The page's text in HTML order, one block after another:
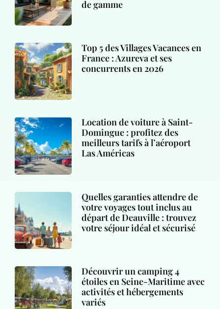
de gamme
Top 5 des Villages Vacances en
France : Azureva et ses
concurrents en 2026
Location de voiture à Saint-
Domingue : profitez des
meilleurs tarifs à l’aéroport
Las Américas
Quelles garanties attendre de
votre voyages tout inclus au
départ de Deauville : trouvez
votre séjour idéal et sécurisé
Découvrir un camping 4
étoiles en Seine-Maritime avec
activités et hébergements
variés